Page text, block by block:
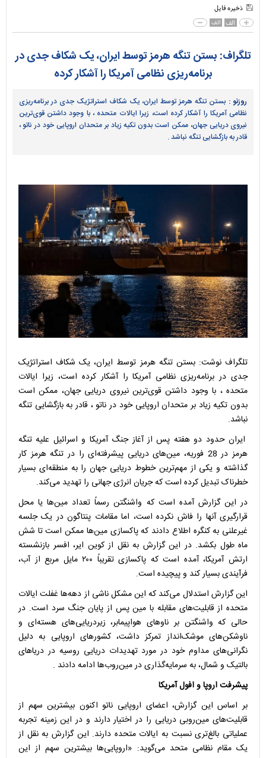
ذخیره فایل
الف الف
تلگراف: بستن تنگه هرمز توسط ایران، یک شکاف جدی در
برنامه‌ریزی نظامی آمریکا را آشکار کرده
روزنو : بستن تنگه هرمز توسط ایران، یک شکاف استراتژیک جدی در برنامه‌ریزی
نظامی آمریکا را آشکار کرده است، زیرا ایالات متحده ، با وجود داشتن قوی‌ترین
نیروی دریایی جهان، ممکن است بدون تکیه زیاد بر متحدان اروپایی خود در ناتو ،
قادر به بازگشایی تنگه نباشد .
تلگراف نوشت: بستن تنگه هرمز توسط ایران، یک شکاف استراتژیک
جدی در برنامه‌ریزی نظامی آمریکا را آشکار کرده است، زیرا ایالات
متحده ، با وجود داشتن قوی‌ترین نیروی دریایی جهان، ممکن است
بدون تکیه زیاد بر متحدان اروپایی خود در ناتو ، قادر به بازگشایی تنگه
نباشد.
ایران حدود دو هفته پس از آغاز جنگ آمریکا و اسرائیل علیه تنگه
هرمز در 28 فوریه، مین‌های دریایی پیشرفته‌ای را در تنگه هرمز کار
گذاشته و یکی از مهم‌ترین خطوط دریایی جهان را به منطقه‌ای بسیار
خطرناک تبدیل کرده است که جریان انرژی جهانی را تهدید می‌کند.
در این گزارش آمده است که واشنگتن رسماً تعداد مین‌ها یا محل
قرارگیری آنها را فاش نکرده است، اما مقامات پنتاگون در یک جلسه
غیرعلنی به کنگره اطلاع دادند که پاکسازی مین‌ها ممکن است تا شش
ماه طول بکشد. در این گزارش به نقل از کوین ایر، افسر بازنشسته
ارتش آمریکا، آمده است که پاکسازی تقریباً ۲۰۰ مایل مربع از آب،
فرآیندی بسیار کند و پیچیده است.
این گزارش استدلال می‌کند که این مشکل ناشی از دهه‌ها غفلت ایالات
متحده از قابلیت‌های مقابله با مین پس از پایان جنگ سرد است. در
حالی که واشنگتن بر ناوهای هواپیمابر، زیردریایی‌های هسته‌ای و
ناوشکن‌های موشک‌انداز تمرکز داشت، کشورهای اروپایی به دلیل
نگرانی‌های مداوم خود در مورد تهدیدات دریایی روسیه در دریاهای
بالتیک و شمال، به سرمایه‌گذاری در مین‌روب‌ها ادامه دادند .
پیشرفت اروپا و افول آمریکا
بر اساس این گزارش، اعضای اروپایی ناتو اکنون بیشترین سهم از
قابلیت‌های مین‌روبی دریایی را در اختیار دارند و در این زمینه تجربه
عملیاتی بالغ‌تری نسبت به ایالات متحده دارند. این گزارش به نقل از
یک مقام نظامی متحد می‌گوید: «اروپایی‌ها بیشترین سهم از این